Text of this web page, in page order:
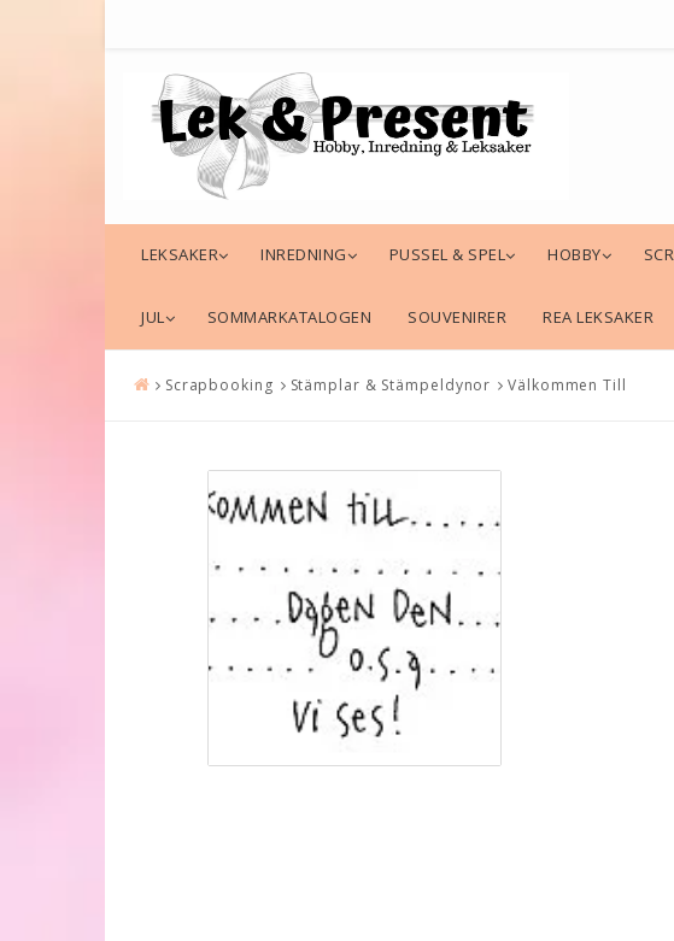
LEKSAKER INREDNING PUSSEL & SPEL HOBBY
JUL SOMMARKATALOGEN SOUVENIRER REA LEKSAKER
Scrapbooking Stämplar & Stämpeldynor Välkommen Till